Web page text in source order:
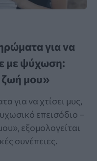
για να
με ψύχωση:
ζωή μου»
για να χτίσει μυς,
επεισόδιο –
εξομολογείται
συνέπειες.